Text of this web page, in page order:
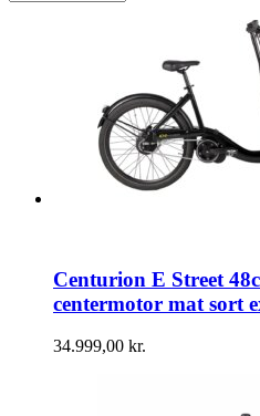
Centurion E Street
centermotor mat sort
34.999,00 kr.